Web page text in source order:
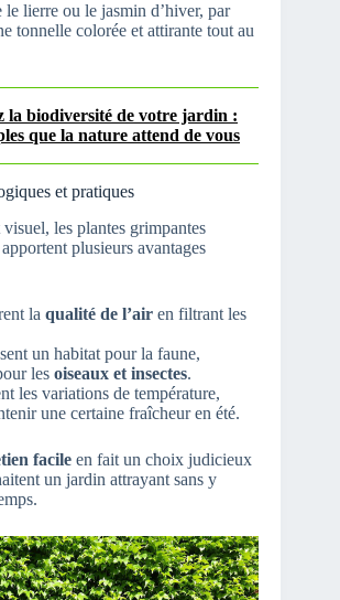
le lierre ou le jasmin d’hiver, par
tonnelle colorée et attirante tout au
la biodiversité de votre jardin :
que la nature attend de vous
et pratiques
visuel, les plantes grimpantes
plusieurs avantages
la qualité de l’air en filtrant les
un habitat pour la faune,
les oiseaux et insectes.
les variations de température,
une certaine fraîcheur en été.
facile en fait un choix judicieux
un jardin attrayant sans y